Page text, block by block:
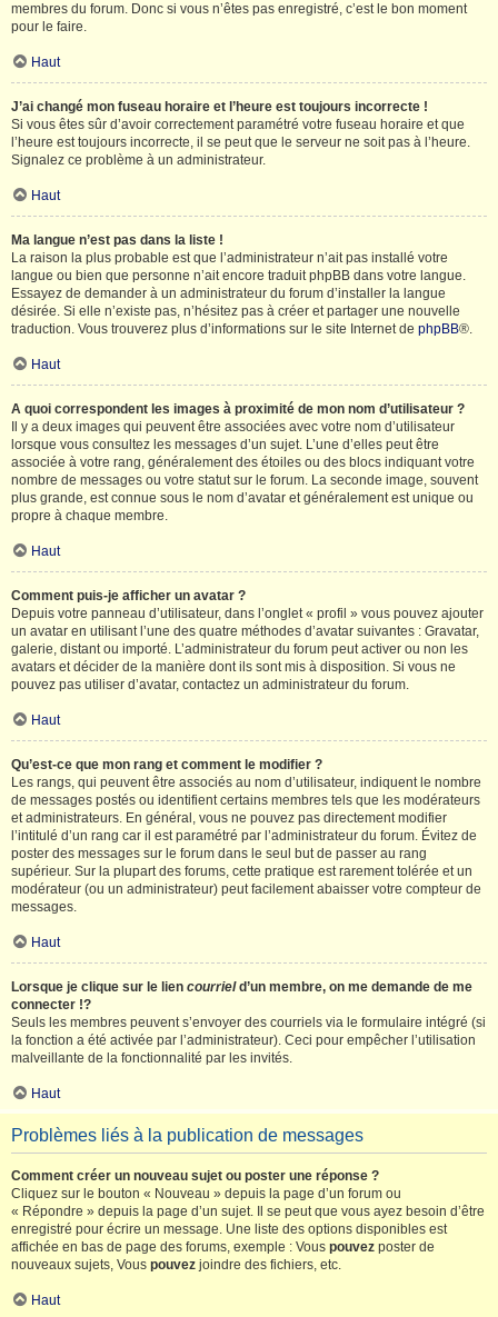
membres du forum. Donc si vous n’êtes pas enregistré, c’est le bon moment
pour le faire.
Haut
J’ai changé mon fuseau horaire et l’heure est toujours incorrecte !
Si vous êtes sûr d’avoir correctement paramétré votre fuseau horaire et que
l’heure est toujours incorrecte, il se peut que le serveur ne soit pas à l’heure.
Signalez ce problème à un administrateur.
Haut
Ma langue n’est pas dans la liste !
La raison la plus probable est que l’administrateur n’ait pas installé votre
langue ou bien que personne n’ait encore traduit phpBB dans votre langue.
Essayez de demander à un administrateur du forum d’installer la langue
désirée. Si elle n’existe pas, n’hésitez pas à créer et partager une nouvelle
traduction. Vous trouverez plus d’informations sur le site Internet de phpBB®.
Haut
A quoi correspondent les images à proximité de mon nom d’utilisateur ?
Il y a deux images qui peuvent être associées avec votre nom d’utilisateur
lorsque vous consultez les messages d’un sujet. L’une d’elles peut être
associée à votre rang, généralement des étoiles ou des blocs indiquant votre
nombre de messages ou votre statut sur le forum. La seconde image, souvent
plus grande, est connue sous le nom d’avatar et généralement est unique ou
propre à chaque membre.
Haut
Comment puis-je afficher un avatar ?
Depuis votre panneau d’utilisateur, dans l’onglet « profil » vous pouvez ajouter
un avatar en utilisant l’une des quatre méthodes d’avatar suivantes : Gravatar,
galerie, distant ou importé. L’administrateur du forum peut activer ou non les
avatars et décider de la manière dont ils sont mis à disposition. Si vous ne
pouvez pas utiliser d’avatar, contactez un administrateur du forum.
Haut
Qu’est-ce que mon rang et comment le modifier ?
Les rangs, qui peuvent être associés au nom d’utilisateur, indiquent le nombre
de messages postés ou identifient certains membres tels que les modérateurs
et administrateurs. En général, vous ne pouvez pas directement modifier
l’intitulé d’un rang car il est paramétré par l’administrateur du forum. Évitez de
poster des messages sur le forum dans le seul but de passer au rang
supérieur. Sur la plupart des forums, cette pratique est rarement tolérée et un
modérateur (ou un administrateur) peut facilement abaisser votre compteur de
messages.
Haut
Lorsque je clique sur le lien courrield’un membre, on me demande de me
connecter !?
Seuls les membres peuvent s’envoyer des courriels via le formulaire intégré (si
la fonction a été activée par l’administrateur). Ceci pour empêcher l’utilisation
malveillante de la fonctionnalité par les invités.
Haut
Problèmes liés à la publication de messages
Comment créer un nouveau sujet ou poster une réponse ?
Cliquez sur le bouton « Nouveau » depuis la page d’un forum ou
« Répondre » depuis la page d’un sujet. Il se peut que vous ayez besoin d’être
enregistré pour écrire un message. Une liste des options disponibles est
affichée en bas de page des forums, exemple : Vous pouvez poster de
nouveaux sujets, Vous pouvez joindre des fichiers, etc.
Haut